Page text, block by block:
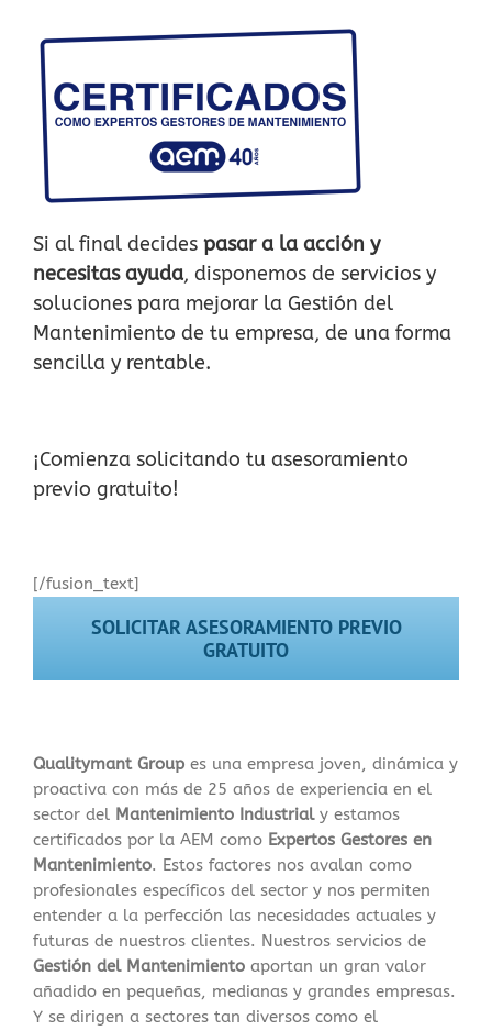
Si al final decides pasar a la acción y
necesitas ayuda, disponemos de servicios y
soluciones para mejorar la Gestión del
Mantenimiento de tu empresa, de una forma
sencilla y rentable.
¡Comienza solicitando tu asesoramiento
previo gratuito!
[/fusion_text]
SOLICITAR ASESORAMIENTO PREVIO
GRATUITO
Qualitymant Group es una empresa joven, dinámica y
proactiva con más de 25 años de experiencia en el
sector del Mantenimiento Industrialy estamos
certificados por la AEM como Expertos Gestores en
Mantenimiento. Estos factores nos avalan como
profesionales específicos del sector y nos permiten
entender a la perfección las necesidades actuales y
futuras de nuestros clientes. Nuestros servicios de
Gestión del Mantenimiento aportan un gran valor
añadido en pequeñas, medianas y grandes empresas.
Y se dirigen a sectores tan diversos como el